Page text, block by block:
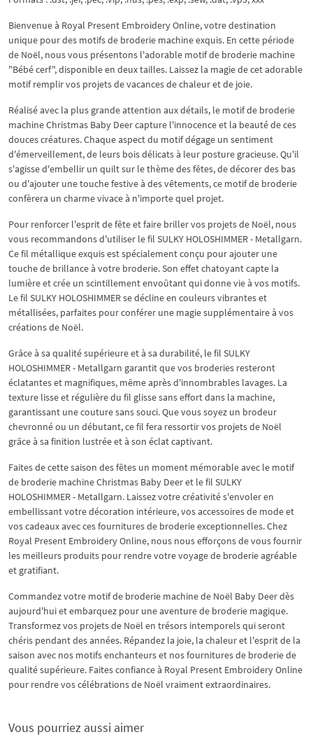
Bienvenue à Royal Present Embroidery Online, votre destination
unique pour des motifs de broderie machine exquis. En cette période
de Noël, nous vous présentons l'adorable motif de broderie machine
"Bébé cerf", disponible en deux tailles. Laissez la magie de cet adorable
motif remplir vos projets de vacances de chaleur et de joie.
Réalisé avec la plus grande attention aux détails, le motif de broderie
machine Christmas Baby Deer capture l'innocence et la beauté de ces
douces créatures. Chaque aspect du motif dégage un sentiment
d'émerveillement, de leurs bois délicats à leur posture gracieuse. Qu'il
s'agisse d'embellir un quilt sur le thème des fêtes, de décorer des bas
ou d'ajouter une touche festive à des vêtements, ce motif de broderie
confèrera un charme vivace à n'importe quel projet.
Pour renforcer l'esprit de fête et faire briller vos projets de Noël, nous
vous recommandons d'utiliser le fil SULKY HOLOSHIMMER - Metallgarn.
Ce fil métallique exquis est spécialement conçu pour ajouter une
touche de brillance à votre broderie. Son effet chatoyant capte la
lumière et crée un scintillement envoûtant qui donne vie à vos motifs.
Le fil SULKY HOLOSHIMMER se décline en couleurs vibrantes et
métallisées, parfaites pour conférer une magie supplémentaire à vos
créations de Noël.
Grâce à sa qualité supérieure et à sa durabilité, le fil SULKY
HOLOSHIMMER - Metallgarn garantit que vos broderies resteront
éclatantes et magnifiques, même après d'innombrables lavages. La
texture lisse et régulière du fil glisse sans effort dans la machine,
garantissant une couture sans souci. Que vous soyez un brodeur
chevronné ou un débutant, ce fil fera ressortir vos projets de Noël
grâce à sa finition lustrée et à son éclat captivant.
Faites de cette saison des fêtes un moment mémorable avec le motif
de broderie machine Christmas Baby Deer et le fil SULKY
HOLOSHIMMER - Metallgarn. Laissez votre créativité s'envoler en
embellissant votre décoration intérieure, vos accessoires de mode et
vos cadeaux avec ces fournitures de broderie exceptionnelles. Chez
Royal Present Embroidery Online, nous nous efforçons de vous fournir
les meilleurs produits pour rendre votre voyage de broderie agréable
et gratifiant.
Commandez votre motif de broderie machine de Noël Baby Deer dès
aujourd'hui et embarquez pour une aventure de broderie magique.
Transformez vos projets de Noël en trésors intemporels qui seront
chéris pendant des années. Répandez la joie, la chaleur et l'esprit de la
saison avec nos motifs enchanteurs et nos fournitures de broderie de
qualité supérieure. Faites confiance à Royal Present Embroidery Online
pour rendre vos célébrations de Noël vraiment extraordinaires.
Vous pourriez aussi aimer